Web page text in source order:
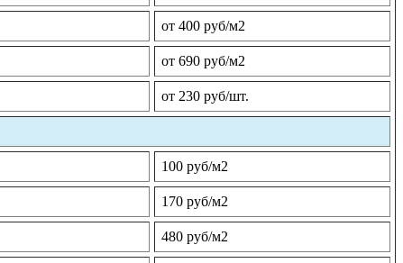
от 400 руб/м2
от 690 руб/м2
от 230 руб/шт.
100 руб/м2
170 руб/м2
480 руб/м2